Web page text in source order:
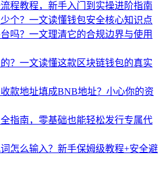
程教程，新手入门到实操进阶指南
个？一文读懂钱包安全核心知识点
吗？一文理清它的合规边界与使用
？一文读懂这款区块链钱包的真实
款地址填成BNB地址？小心你的资
指南，零基础也能轻松发行专属代
怎么输入？新手保姆级教程+安全避